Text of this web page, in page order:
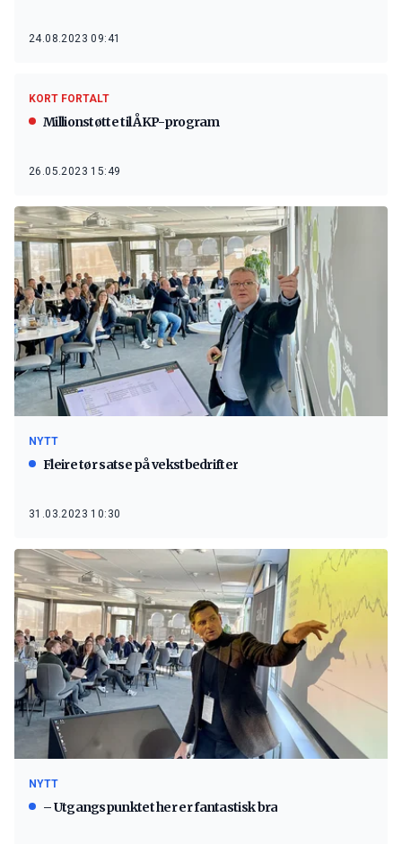
24.08.2023 09:41
KORT FORTALT
Millionstøtte til ÅKP-program
26.05.2023 15:49
NYTT
Fleire tør satse på vekstbedrifter
31.03.2023 10:30
NYTT
– Utgangspunktet her er fantastisk bra